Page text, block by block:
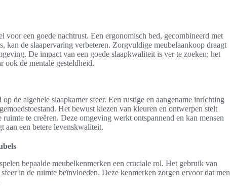
voor een goede nachtrust. Een ergonomisch bed, gecombineerd met
kan de slaapervaring verbeteren. Zorgvuldige meubelaankoop draagt
De impact van een goede slaapkwaliteit is ver te zoeken; het
ook de mentale gesteldheid.
de algehele slaapkamer sfeer. Een rustige en aangename inrichting
Het bewust kiezen van kleuren en ontwerpen stelt
te creëren. Deze omgeving werkt ontspannend en kan mensen
aan een betere levenskwaliteit.
bepaalde meubelkenmerken een cruciale rol. Het gebruik van
in de ruimte beïnvloeden. Deze kenmerken zorgen ervoor dat men